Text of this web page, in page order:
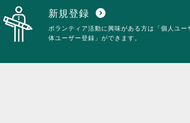
新規登録 expand_circle_down
ボランティア活動に興味がある方は「個人ユ
体ユーザー登録」ができます。